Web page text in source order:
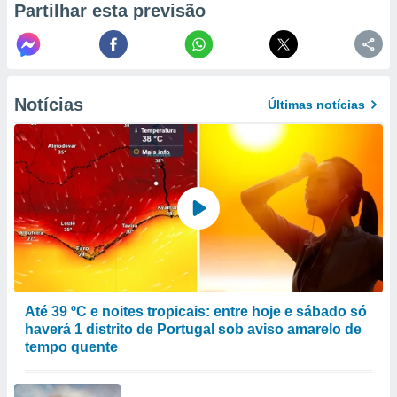
criar
medir
da
o
os
de
ou
de dados
fontes,
dados
Partilhar esta previsão
Notícias Últimas notícias
Até 39 ºC e noites tropicais: entre hoje e sábado só
haverá 1 distrito de Portugal sob aviso amarelo de
tempo quente